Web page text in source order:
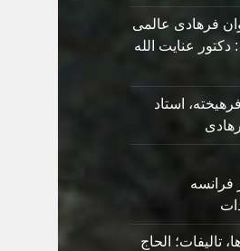
فرهادی عالمی
عنایت الله
استاد
فرانسه
تالیفات؛ الحاج